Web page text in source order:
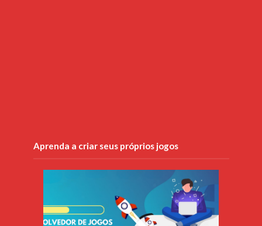
Aprenda a criar seus próprios jogos